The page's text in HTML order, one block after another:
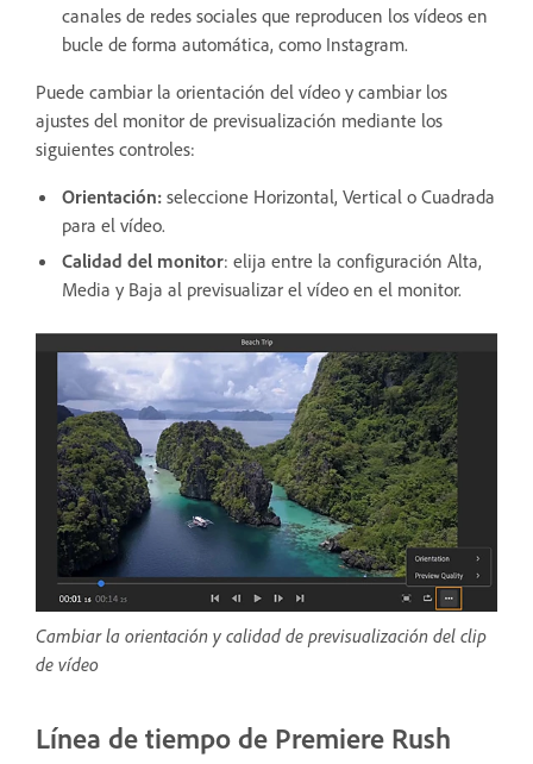
canales de redes sociales que reproducen los vídeos en
bucle de forma automática, como Instagram.
Puede cambiar la orientación del vídeo y cambiar los
ajustes del monitor de previsualización mediante los
siguientes controles:
Orientación: seleccione Horizontal, Vertical o Cuadrada
para el vídeo.
Calidad del monitor: elija entre la configuración Alta,
Media y Baja al previsualizar el vídeo en el monitor.
Cambiar la orientación y calidad de previsualización del clip
de vídeo
Línea de tiempo de Premiere Rush